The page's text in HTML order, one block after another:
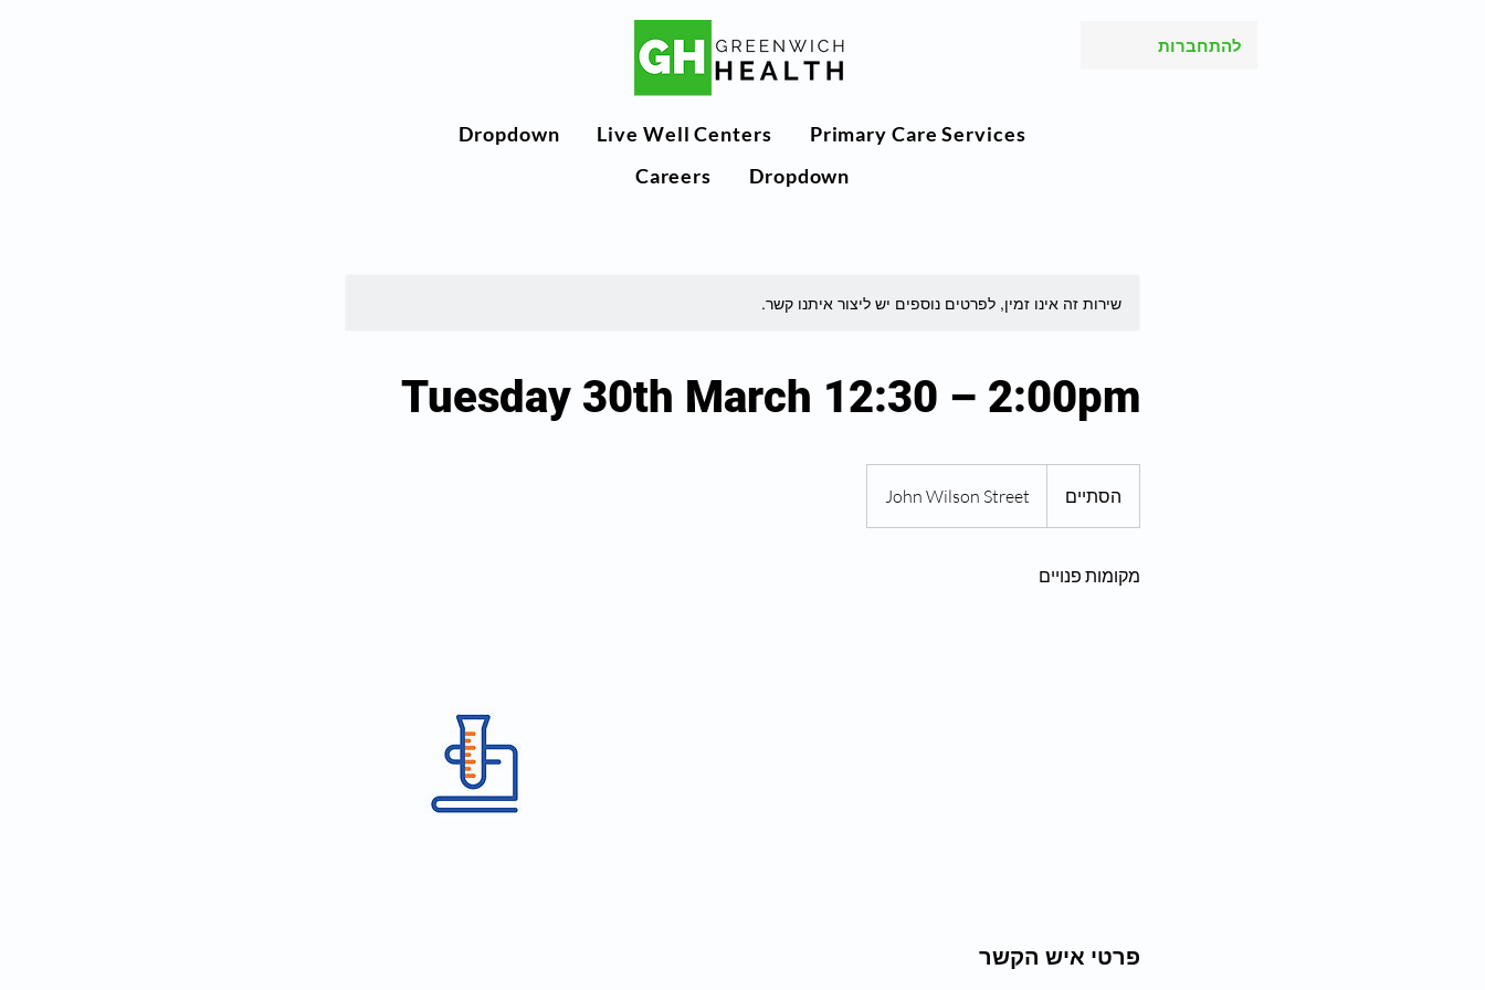
להתחברות
Dropdown Live Well Centers
Primary Care Services
Careers
Dropdown
שירות זה אינו זמין, לפרטים נוספים יש ליצור איתנו קשר.
Tuesday 30th March 12:30 – 2:00pm
הסתיים
ס
י
John Wilson Street
מקומות פנויים
פרטי איש הקשר